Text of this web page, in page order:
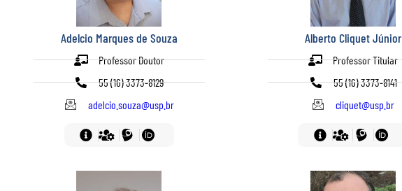
Adelcio Marques de Souza
Professor Doutor
55 (16) 3373-8129
adelcio.souza@usp.br
Alberto Cliquet Júnior
Professor Titular
55 (16) 3373-8141
cliquet@usp.br